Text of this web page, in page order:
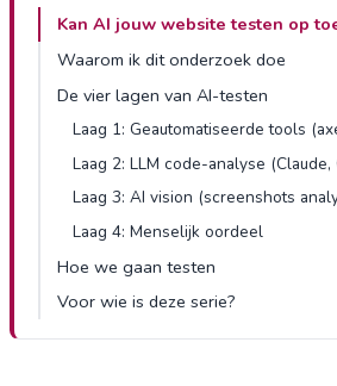
Kan AI jouw website testen op
Waarom ik dit onderzoek doe
De vier lagen van AI-testen
Laag 1: Geautomatiseerde tools
Laag 2: LLM code-analyse (Claude,
Laag 3: AI vision (screenshots
Laag 4: Menselijk oordeel
Hoe we gaan testen
Voor wie is deze serie?